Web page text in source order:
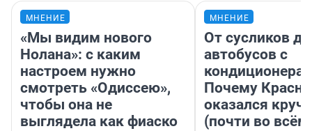
МНЕНИЕ
«Мы видим нового
Нолана»: с каким
настроем нужно
смотреть «Одиссею»,
чтобы она не
выглядела как фиаско
МНЕНИЕ
От сусликов до
автобусов с
Почему
оказался
(почти во